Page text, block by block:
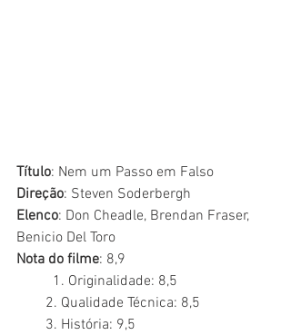
Título: Nem um Passo em Falso
Direção: Steven Soderbergh
Elenco: Don Cheadle, Brendan Fraser,
Benicio Del Toro
Nota do filme: 8,9
	1. Originalidade: 8,5
        2. Qualidade Técnica: 8,5
        3. História: 9,5